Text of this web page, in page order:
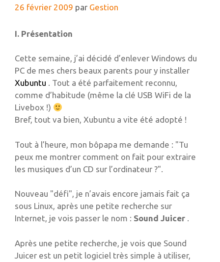
26 février 2009 par Gestion
I. Présentation
Cette semaine, j’ai décidé d’enlever Windows du
PC de mes chers beaux parents pour y installer
Xubuntu . Tout a été parfaitement reconnu,
comme d’habitude (même la clé USB WiFi de la
Livebox !)
Bref, tout va bien, Xubuntu a vite été adopté !
Tout à l’heure, mon bôpapa me demande : "Tu
peux me montrer comment on fait pour extraire
les musiques d’un CD sur l’ordinateur ?".
Nouveau "défi", je n’avais encore jamais fait ça
sous Linux, après une petite recherche sur
Internet, je vois passer le nom : Sound Juicer .
Après une petite recherche, je vois que Sound
Juicer est un petit logiciel très simple à utiliser,